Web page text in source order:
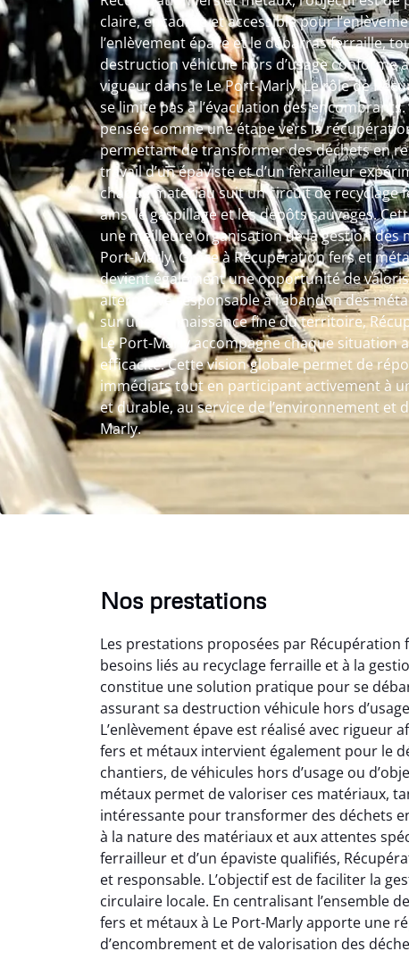
claire, encadrée et accessible pour
l’enlèvement épave et le débarras ferraille,
destruction véhicule hors d’usage conforme
vigueur dans le Le Port-Marly. Le rôle de
se limite pas à l’évacuation des
pensée comme une étape vers la
permettant de transformer des déchets en
travail d’un épaviste et d’un ferrailleur
chaque matériau suit un circuit de recyclage
ainsi le gaspillage et les dépôts sauvages.
une meilleure organisation de la gestion des
Port-Marly. Grâce à Récupération fers et
devient également une opportunité de
alternative responsable à l’abandon des
sur une connaissance fine du territoire,
Le Port-Marly accompagne chaque situation
efficacité. Cette vision globale permet de
immédiats tout en participant activement à
et durable, au service de l’environnement et
Marly.
Nos prestations
Les prestations proposées par Récupération
besoins liés au recyclage ferraille et à la
constitue une solution pratique pour se
assurant sa destruction véhicule hors
L’enlèvement épave est réalisé avec
fers et métaux intervient également pour le
chantiers, de véhicules hors d’usage ou
métaux permet de valoriser ces matériaux,
intéressante pour transformer des déchets
à la nature des matériaux et aux attentes
ferrailleur et d’un épaviste qualifiés,
et responsable. L’objectif est de faciliter la
circulaire locale. En centralisant l’ensemble
fers et métaux à Le Port-Marly apporte une
d’encombrement et de valorisation des
Le
travaillé
et
notre
prêt
projet